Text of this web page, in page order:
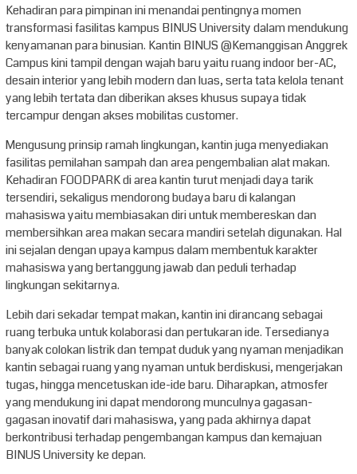
Kehadiran para pimpinan ini menandai pentingnya momen
transformasi fasilitas kampus BINUS University dalam mendukung
kenyamanan para binusian. Kantin BINUS @Kemanggisan Anggrek
Campus kini tampil dengan wajah baru yaitu ruang indoor ber-AC,
desain interior yang lebih modern dan luas, serta tata kelola tenant
yang lebih tertata dan diberikan akses khusus supaya tidak
tercampur dengan akses mobilitas customer.
Mengusung prinsip ramah lingkungan, kantin juga menyediakan
fasilitas pemilahan sampah dan area pengembalian alat makan.
Kehadiran FOODPARK di area kantin turut menjadi daya tarik
tersendiri, sekaligus mendorong budaya baru di kalangan
mahasiswa yaitu membiasakan diri untuk membereskan dan
membersihkan area makan secara mandiri setelah digunakan. Hal
ini sejalan dengan upaya kampus dalam membentuk karakter
mahasiswa yang bertanggung jawab dan peduli terhadap
lingkungan sekitarnya.
Lebih dari sekadar tempat makan, kantin ini dirancang sebagai
ruang terbuka untuk kolaborasi dan pertukaran ide. Tersedianya
banyak colokan listrik dan tempat duduk yang nyaman menjadikan
kantin sebagai ruang yang nyaman untuk berdiskusi, mengerjakan
tugas, hingga mencetuskan ide-ide baru. Diharapkan, atmosfer
yang mendukung ini dapat mendorong munculnya gagasan-
gagasan inovatif dari mahasiswa, yang pada akhirnya dapat
berkontribusi terhadap pengembangan kampus dan kemajuan
BINUS University ke depan.